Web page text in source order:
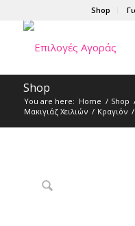
Shop
Shop
You are here: Home / Shop
Μακιγιάζ Χειλιών / Κραγιόν /